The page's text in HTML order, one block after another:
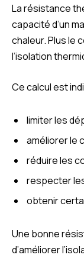
La résistance
capacité d’un
chaleur. Plus le
l’isolation
Ce calcul est
limiter les
améliorer le
réduire les
respecter
obtenir
Une bonne
d’améliorer